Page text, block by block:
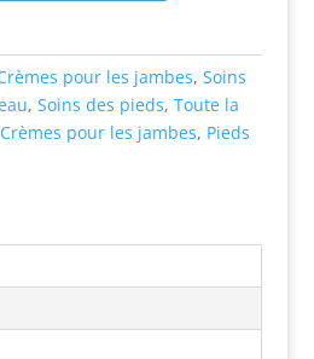
pour les jambes, Soins
, Soins des pieds, Toute la
Crèmes pour les jambes, Pieds